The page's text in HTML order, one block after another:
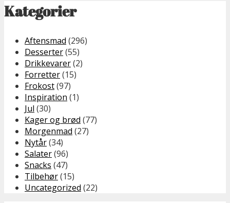
Kategorier
Aftensmad (296)
Desserter(55)
Drikkevarer(2)
Forretter(15)
Frokost(97)
Inspiration (1)
Jul (30)
Kager og brød (77)
Morgenmad (27)
Nytår(34)
Salater(96)
Snacks (47)
Tilbehør(15)
Uncategorized (22)